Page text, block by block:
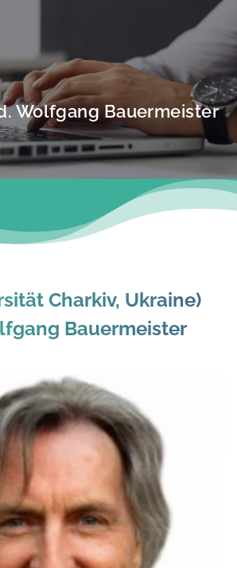
Wolfgang Bauermeister
Charkiv, Ukraine)
Bauermeister